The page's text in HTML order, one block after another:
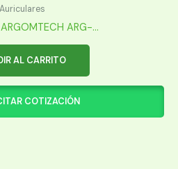
Auriculares
ARG-...
AL CARRITO
COTIZACIÓN